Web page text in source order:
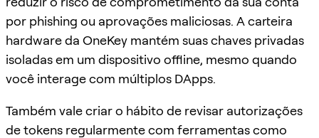
por phishing ou aprovações maliciosas. A carteira
hardware da OneKey mantém suas chaves privadas
isoladas em um dispositivo offline, mesmo quando
você interage com múltiplos DApps.
Também vale criar o hábito de revisar autorizações
de tokens regularmente com ferramentas como